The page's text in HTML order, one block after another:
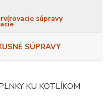
súpravy
SÚPRAVY
KU KOTLÍKOM